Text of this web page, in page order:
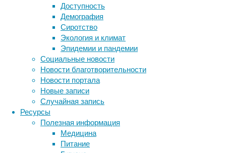
Доступность
Демография
Сиротство
Экология и климат
Эпидемии и пандемии
Социальные новости
Новости благотворительности
Новости портала
Новые записи
Случайная запись
Ресурсы
Полезная информация
Медицина
Питание
Сложить
два
и
два
сможет
любой
школьник,
но